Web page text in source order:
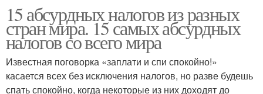
15 абсурдных налогов из разных
стран мира. 15 самых абсурдных
налогов со всего мира
Известная поговорка «заплати и спи спокойно!»
касается всех без исключения налогов, но разве будешь
спать спокойно, когда некоторые из них доходят до